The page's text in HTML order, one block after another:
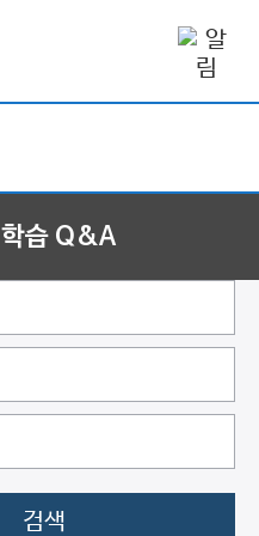
학습 Q&A
검색